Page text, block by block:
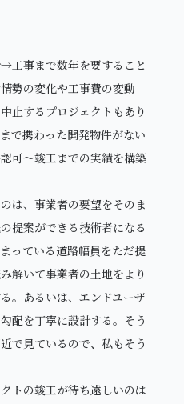
事まで数年を要すること
勢の変化や工事費の変動
止するプロジェクトもあり
で携わった開発物件がない
可～竣工までの実績を構築
は、事業者の要望をそのま
提案ができる技術者になる
っている道路幅員をただ提
解いて事業者の土地をより
。あるいは、エンドユーザ
配を丁寧に設計する。そう
で見ているので、私もそう
トの竣工が待ち遠しいのは